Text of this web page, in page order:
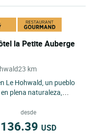
la Petite Auberge
23 km
Le Hohwald, un pueblo
plena naturaleza,
mountain bike (cascada,...
desde
136.39 USD